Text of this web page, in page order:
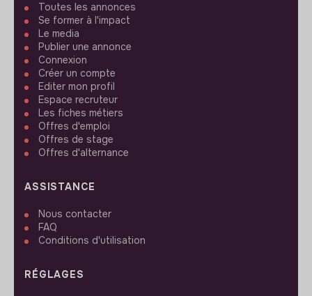
Toutes les annonces
Se former à l'impact
Le media
Publier une annonce
Connexion
Créer un compte
Editer mon profil
Espace recruteur
Les fiches métiers
Offres d'emploi
Offres de stage
Offres d'alternance
ASSISTANCE
Nous contacter
FAQ
Conditions d'utilisation
RÉGLAGES